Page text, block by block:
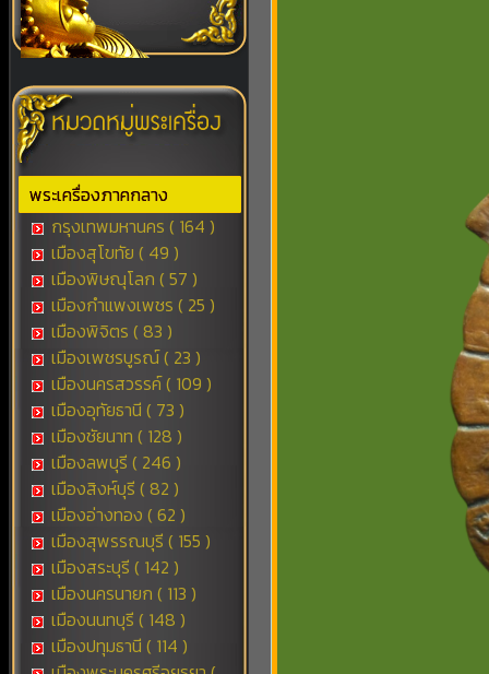
พระเครื่องภาคกลาง
กรุงเทพมหานคร ( 164 )
เมืองสุโขทัย ( 49 )
เมืองพิษณุโลก ( 57 )
เมืองกำแพงเพชร ( 25 )
เมืองพิจิตร ( 83 )
เมืองเพชรบูรณ์ ( 23 )
เมืองนครสวรรค์ ( 109 )
เมืองอุทัยธานี ( 73 )
เมืองชัยนาท ( 128 )
เมืองลพบุรี ( 246 )
เมืองสิงห์บุรี ( 82 )
เมืองอ่างทอง ( 62 )
เมืองสุพรรณบุรี ( 155 )
เมืองสระบุรี ( 142 )
เมืองนครนายก ( 113 )
เมืองนนทบุรี ( 148 )
เมืองปทุมธานี ( 114 )